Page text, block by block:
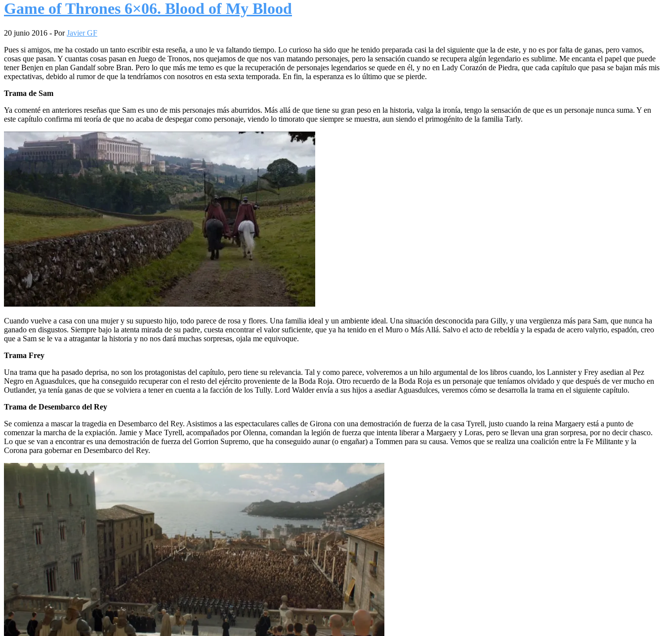
Game of Thrones 6×06. Blood of My Blood
20 junio 2016 - PorJavier GF
Pues si amigos, me ha costado un tanto escribir esta reseña, a uno le va faltando tiempo. Lo curioso ha sido que he tenido preparada casi la del siguiente que la de este, y no es por falta de ganas, pero vamos,
cosas que pasan. Y cuantas cosas pasan en Juego de Tronos, nos quejamos de que nos van matando personajes, pero la sensación cuando se recupera algún legendario es sublime. Me encanta el papel que puede
tener Benjen en plan Gandalf sobre Bran. Pero lo que más me temo es que la recuperación de personajes legendarios se quede en él, y no en Lady Corazón de Piedra, que cada capítulo que pasa se bajan más mis
expectativas, debido al rumor de que la tendríamos con nosotros en esta sexta temporada. En fin, la esperanza es lo último que se pierde.
Trama de Sam
Ya comenté en anteriores reseñas que Sam es uno de mis personajes más aburridos. Más allá de que tiene su gran peso en la historia, valga la ironía, tengo la sensación de que es un personaje nunca suma. Y en
este capítulo confirma mi teoría de que no acaba de despegar como personaje, viendo lo timorato que siempre se muestra, aun siendo el primogénito de la familia Tarly.
Cuando vuelve a casa con una mujer y su supuesto hijo, todo parece de rosa y flores. Una familia ideal y un ambiente ideal. Una situación desconocida para Gilly, y una vergüenza más para Sam, que nunca ha
ganado en disgustos. Siempre bajo la atenta mirada de su padre, cuesta encontrar el valor suficiente, que ya ha tenido en el Muro o Más Allá. Salvo el acto de rebeldía y la espada de acero valyrio, espadón, creo
que a Sam se le va a atragantar la historia y no nos dará muchas sorpresas, ojala me equivoque.
Trama Frey
Una trama que ha pasado deprisa, no son los protagonistas del capítulo, pero tiene su relevancia. Tal y como parece, volveremos a un hilo argumental de los libros cuando, los Lannister y Frey asedian al Pez
Negro en Aguasdulces, que ha conseguido recuperar con el resto del ejército proveniente de la Boda Roja. Otro recuerdo de la Boda Roja es un personaje que teníamos olvidado y que después de ver mucho en
Outlander, ya tenía ganas de que se volviera a tener en cuenta a la facción de los Tully. Lord Walder envía a sus hijos a asediar Aguasdulces, veremos cómo se desarrolla la trama en el siguiente capítulo.
Trama de Desembarco del Rey
Se comienza a mascar la tragedia en Desembarco del Rey. Asistimos a las espectaculares calles de Girona con una demostración de fuerza de la casa Tyrell, justo cuando la reina Margaery está a punto de
comenzar la marcha de la expiación. Jamie y Mace Tyrell, acompañados por Olenna, comandan la legión de fuerza que intenta liberar a Margaery y Loras, pero se llevan una gran sorpresa, por no decir chasco.
Lo que se van a encontrar es una demostración de fuerza del Gorrion Supremo, que ha conseguido aunar (o engañar) a Tommen para su causa. Vemos que se realiza una coalición entre la Fe Militante y la
Corona para gobernar en Desembarco del Rey.